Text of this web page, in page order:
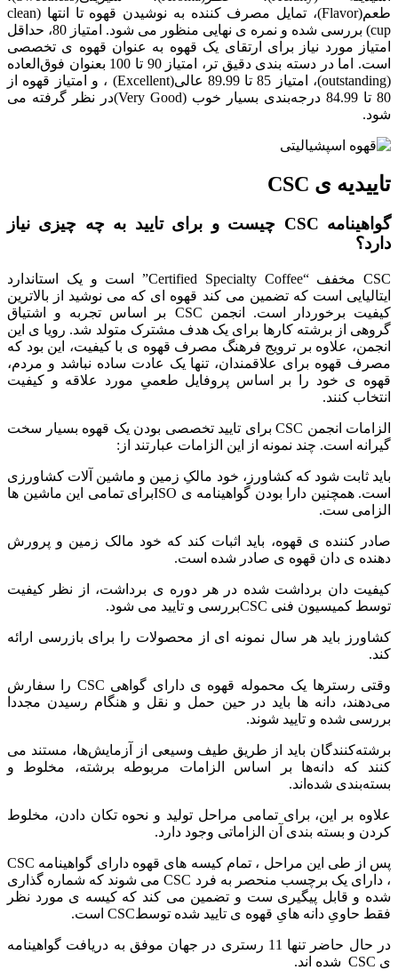
طعم(Flavor)، تمایل مصرف کننده به نوشیدن قهوه تا انتها (clean
cup) بررسی شده و نمره ی نهایی منظور می شود. امتیاز 80، حداقل
امتیاز مورد نیاز برای ارتقای یک قهوه به عنوان قهوه ی تخصصی
است. اما در دسته بندی دقیق تر، امتیاز 90 تا 100 بعنوان فوق‌العاده
(outstanding)، امتیاز 85 تا 89.99 عالی(Excellent) ، و امتیاز قهوه از
80 تا 84.99 درجه‌بندی بسیار خوب (Very Good)در نظر گرفته می
شود.
تاییدیه ی CSC
گواهینامه CSC چیست و برای تایید به چه چیزی نیاز
دارد؟
CSC مخفف “
Certified Specialty Coffee” است و یک استاندارد
ایتالیایی است که تضمین می کند قهوه ای که می نوشید از بالاترین
کیفیت برخوردار است. انجمن CSC
بر اساس تجربه و اشتیاق
گروهی از برشته‌ کارها برای یک هدف مشترک متولد شد. رویا ی این
انجمن، علاوه بر ترویج فرهنگ مصرف قهوه ی با کیفیت، این بود که
مصرف قهوه برای علاقمندان، تنها یک عادت ساده نباشد و مردم،
قهوه ی خود را بر اساس پروفایل طعمیِ مورد علاقه و کیفیت
انتخاب کنند.
الزامات انجمن CSC برای تایید تخصصی بودن یک قهوه بسیار سخت
گیرانه است. چند نمونه از این الزامات عبارتند از:
باید ثابت شود که کشاورز، خود مالکِ زمین و ماشین آلات کشاورزی
است. همچنین دارا بودن گواهینامه ی ISOبرای تمامی این ماشین ها
الزامی ست.
صادر کننده ی قهوه، باید اثبات کند که خود مالک زمین و پرورش
دهنده ی دان قهوه ی صادر شده است.
کیفیت دان برداشت شده در هر دوره ی برداشت، از نظر کیفیت
توسط کمیسیون فنی CSCبررسی و تایید می شود.
کشاورز باید هر سال نمونه ای از محصولات را برای بازرسی ارائه
کند.
وقتی رسترها یک محموله قهوه ی دارای گواهی CSC را سفارش
می‌دهند، دانه ها باید در حین حمل و نقل و هنگام رسیدن مجددا
بررسی شده و تایید شوند.
برشته‌کنندگان باید از طریق طیف وسیعی از آزمایش‌ها، مستند می
کنند که دانه‌ها بر اساس الزامات مربوطه برشته، مخلوط و
بسته‌بندی شده‌اند.
علاوه بر این، برای تمامی مراحل تولید و نحوه تکان دادن، مخلوط
کردن و بسته بندی آن الزاماتی وجود دارد.
پس از طی این مراحل ، تمام کیسه های قهوه دارای گواهینامه CSC
، دارای یک برچسب منحصر به فرد CSC می شوند که شماره گذاری
شده و قابل پیگیری ست و تضمین می کند که کیسه ی مورد نظر
فقط حاویِ دانه هایِ قهوه ی تایید شده توسطCSC است.
در حال حاضر تنها 11 رستری در جهان موفق به دریافت گواهینامه
ی CSC شده اند.